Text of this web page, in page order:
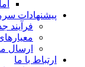
پیشنهادات
فرآیند
ارسال
ارتباط با ما